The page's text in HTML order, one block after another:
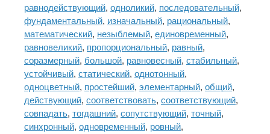
равнодействующий, одноликий, последовательный,
фундаментальный, изначальный, рациональный,
математический, незыблемый, единовременный,
равновеликий, пропорциональный, равный,
соразмерный, большой, равновесный, стабильный,
устойчивый, статический, однотонный,
одноцветный, простейший, элементарный, общий,
действующий, соответствовать, соответствующий,
совпадать, тогдашний, сопутствующий, точный,
синхронный, одновременный, ровный,